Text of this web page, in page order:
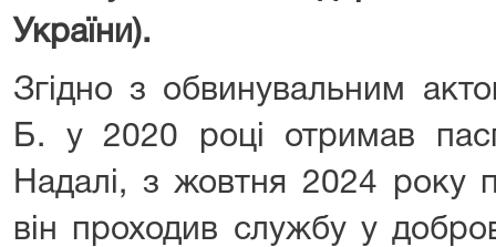
України).
Згідно з обвинувальним
Б. у 2020 році отримав
Надалі, з жовтня 2024 року
він проходив службу у